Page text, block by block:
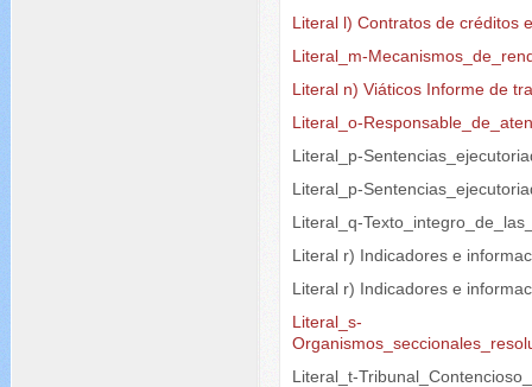
Literal l) Contratos de créditos
Literal_m-
Literal n) Viáticos Informe de
Literal_o-
Literal_p-
Literal_p-
Literal_q-
Literal r) Indicadores e
Literal r) Indicadores e
Literal_s-
Literal_t-